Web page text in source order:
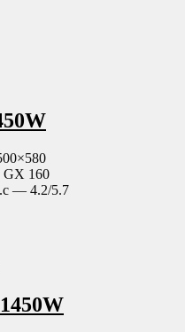
GX 160
— 4.2/5.7